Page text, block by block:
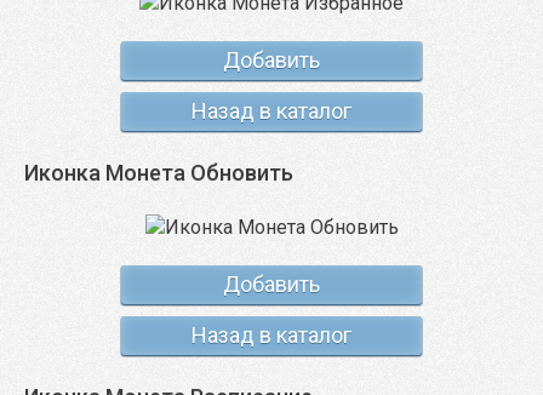
Добавить
Назад в каталог
Иконка Монета Обновить
Добавить
Назад в каталог